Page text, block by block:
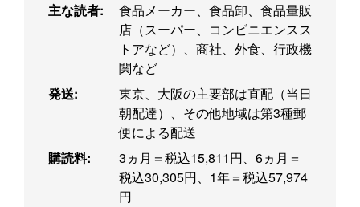
主な読者:
食品メーカー、食品卸、食品量販
店（スーパー、コンビニエンスス
トアなど）、商社、外食、行政機
関など
発送:
東京、大阪の主要部は直配（当日
朝配達）、その他地域は第3種郵
便による配送
購読料:
3ヵ月＝税込15,811円、6ヵ月＝
税込30,305円、1年＝税込57,974
円